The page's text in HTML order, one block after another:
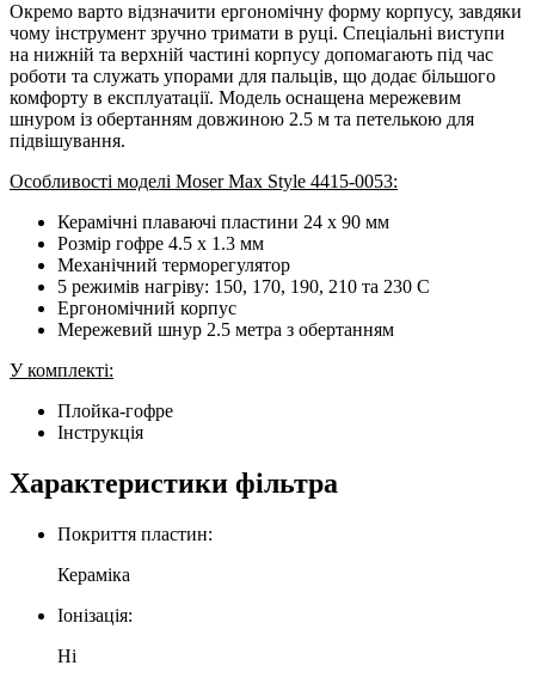
Окремо варто відзначити ергономічну форму корпусу, завдяки
чому інструмент зручно тримати в руці. Спеціальні виступи
на нижній та верхній частині корпусу допомагають під час
роботи та служать упорами для пальців, що додає більшого
комфорту в експлуатації. Модель оснащена мережевим
шнуром із обертанням довжиною 2.5 м та петелькою для
підвішування.
Особливості моделі Moser Max Style 4415-0053:
Керамічні плаваючі пластини 24 x 90 мм
Розмір гофре 4.5 x 1.3 мм
Механічний терморегулятор
5 режимів нагріву: 150, 170, 190, 210 та 230 С
Ергономічний корпус
Мережевий шнур 2.5 метра з обертанням
У комплекті:
Плойка-гофре
Інструкція
Характеристики фільтра
Покриття пластин:
Кераміка
Іонізація:
Ні